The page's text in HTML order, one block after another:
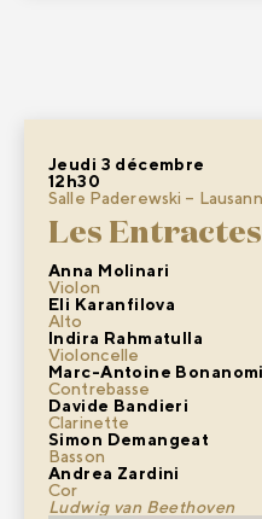
Jeudi 3 décembre
12h30
Salle Paderewski –
Les Entractes
Anna Molinari
Violon
Eli Karanfilova
Alto
Indira Rahmatulla
Violoncelle
Marc-Antoine Bonanomi
Contrebasse
Davide Bandieri
Clarinette
Simon Demangeat
Basson
Andrea Zardini
Cor
Ludwig van Beethoven